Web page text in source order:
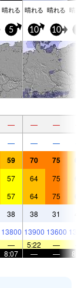
晴れる 晴れる 晴れる 晴
5 10 10
— — —
— — —
59 70 75
57 64 75
57 64 75
38 38 31
13800 13900 13600
— 5:22 —
8:07 — —